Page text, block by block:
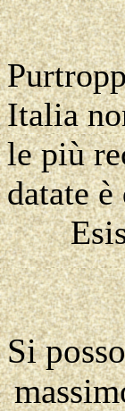
Italia
le più
datate
Si